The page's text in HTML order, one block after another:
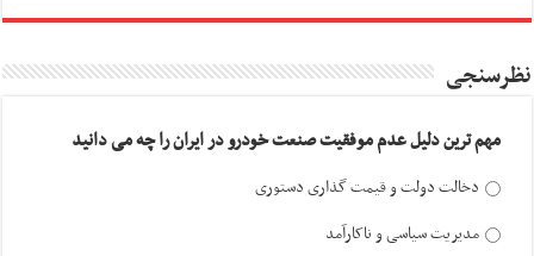
نظرسنجی
مهم ترین دلیل عدم موفقیت صنعت خودرو در ایران را چه می دانید
دخالت دولت و قیمت گذاری دستوری
مدیریت سیاسی و ناکارآمد